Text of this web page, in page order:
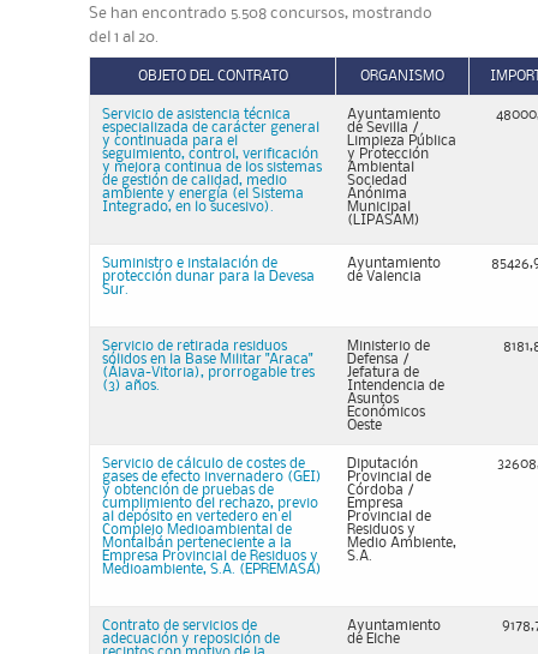
Se han encontrado 5.508 concursos, mostrando
del 1 al 20.
OBJETO DEL CONTRATO ORGANISMO
Servicio de asistencia técnica
especializada de carácter general
y continuada para el
seguimiento, control, verificación
y mejora continua de los sistemas
de gestión de calidad, medio
ambiente y energía (el Sistema
Integrado, en lo sucesivo).
Ayuntamiento
de Sevilla /
Limpieza Pública
y Protección
Ambiental
Sociedad
Anónima
Municipal
(LIPASAM)
Suministro e instalación de
protección dunar para la Devesa
Sur.
Ayuntamiento
de Valencia
Servicio de retirada residuos
sólidos en la Base Militar "Araca"
(Álava-Vitoria), prorrogable tres
(3) años.
Ministerio de
Defensa /
Jefatura de
Intendencia de
Asuntos
Económicos
Oeste
Servicio de cálculo de costes de
gases de efecto invernadero (GEI)
y obtención de pruebas de
cumplimiento del rechazo, previo
al depósito en vertedero en el
Complejo Medioambiental de
Montalbán perteneciente a la
Empresa Provincial de Residuos y
Medioambiente, S.A. (EPREMASA)
Diputación
Provincial de
Córdoba /
Empresa
Provincial de
Residuos y
Medio Ambiente,
S.A.
Contrato de servicios de
adecuación y reposición de
Ayuntamiento
de Elche